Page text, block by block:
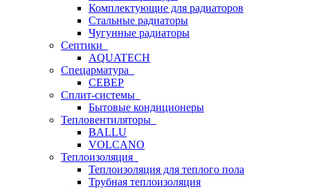
Комплектующие для радиаторов
Стальные радиаторы
Чугунные радиаторы
Септики
AQUATECH
Спецарматура
СЕВЕР
Сплит-системы
Бытовые кондиционеры
Тепловентиляторы
BALLU
VOLCANO
Теплоизоляция
Теплоизоляция для теплого пола
Трубная теплоизоляция